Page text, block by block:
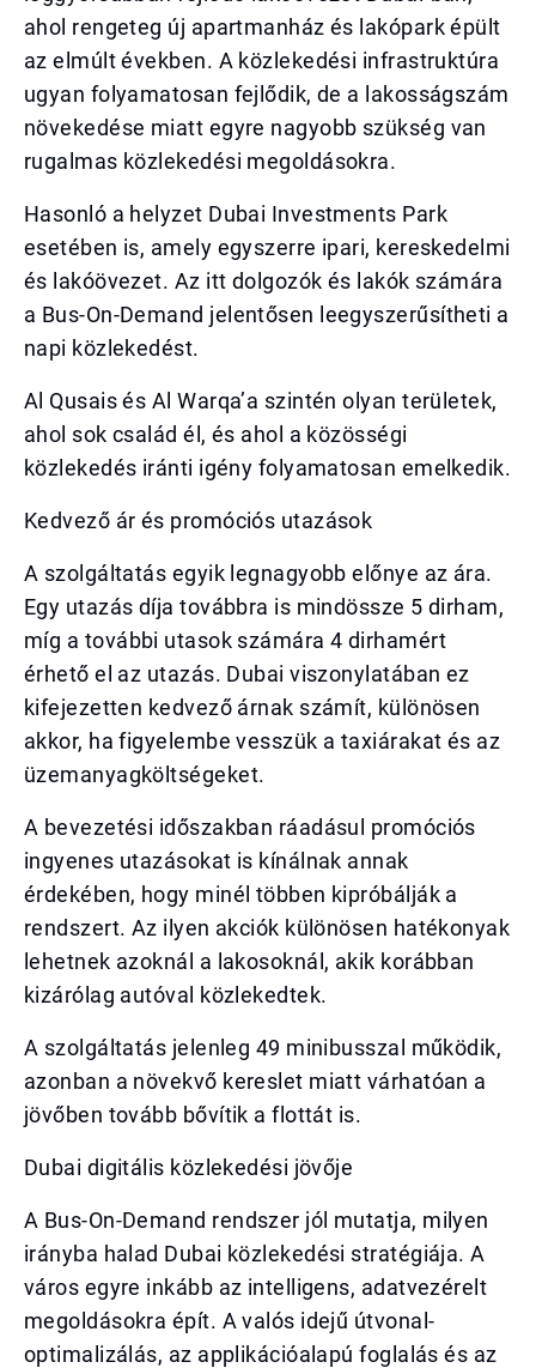
ahol rengeteg új apartmanház és lakópark épült
az elmúlt években. A közlekedési infrastruktúra
ugyan folyamatosan fejlődik, de a lakosságszám
növekedése miatt egyre nagyobb szükség van
rugalmas közlekedési megoldásokra.
Hasonló a helyzet Dubai Investments Park
esetében is, amely egyszerre ipari, kereskedelmi
és lakóövezet. Az itt dolgozók és lakók számára
a Bus-On-Demand jelentősen leegyszerűsítheti a
napi közlekedést.
Al Qusais és Al Warqa’a szintén olyan területek,
ahol sok család él, és ahol a közösségi
közlekedés iránti igény folyamatosan emelkedik.
Kedvező ár és promóciós utazások
A szolgáltatás egyik legnagyobb előnye az ára.
Egy utazás díja továbbra is mindössze 5 dirham,
míg a további utasok számára 4 dirhamért
érhető el az utazás. Dubai viszonylatában ez
kifejezetten kedvező árnak számít, különösen
akkor, ha figyelembe vesszük a taxiárakat és az
üzemanyagköltségeket.
A bevezetési időszakban ráadásul promóciós
ingyenes utazásokat is kínálnak annak
érdekében, hogy minél többen kipróbálják a
rendszert. Az ilyen akciók különösen hatékonyak
lehetnek azoknál a lakosoknál, akik korábban
kizárólag autóval közlekedtek.
A szolgáltatás jelenleg 49 minibusszal működik,
azonban a növekvő kereslet miatt várhatóan a
jövőben tovább bővítik a flottát is.
Dubai digitális közlekedési jövője
A Bus-On-Demand rendszer jól mutatja, milyen
irányba halad Dubai közlekedési stratégiája. A
város egyre inkább az intelligens, adatvezérelt
megoldásokra épít. A valós idejű útvonal-
optimalizálás, az applikációalapú foglalás és az